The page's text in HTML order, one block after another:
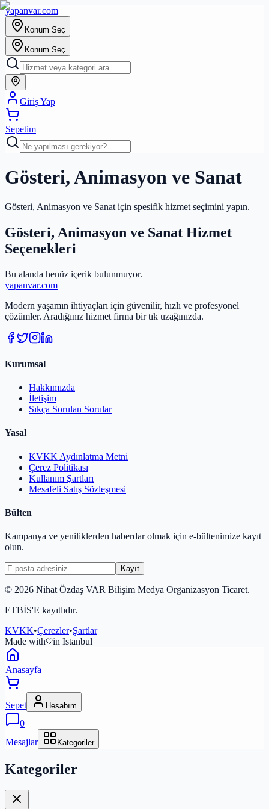
yapanvar.com
Konum Seç
Konum Seç
Giriş Yap
Sepetim
Gösteri, Animasyon ve Sanat
Gösteri, Animasyon ve Sanat için spesifik hizmet seçimini yapın.
Gösteri, Animasyon ve Sanat Hizmet
Seçenekleri
Bu alanda henüz içerik bulunmuyor.
yapanvar.com
Modern yaşamın ihtiyaçları için güvenilir, hızlı ve profesyonel
çözümler. Aradığınız hizmet firma bir tık uzağınızda.
Kurumsal
Hakkımızda
İletişim
Sıkça Sorulan Sorular
Yasal
KVKK Aydınlatma Metni
Çerez Politikası
Kullanım Şartları
Mesafeli Satış Sözleşmesi
Bülten
Kampanya ve yeniliklerden haberdar olmak için e-bültenimize kayıt
olun.
Kayıt
© 2026 Nihat Özdaş VAR Bilişim Medya Organizasyon Ticaret.
ETBİS'E kayıtlıdır.
KVKK•Çerezler•Şartlar
Made with
in Istanbul
Anasayfa
Sepet Hesabım
0
Mesajlar
Kategoriler
Kategoriler